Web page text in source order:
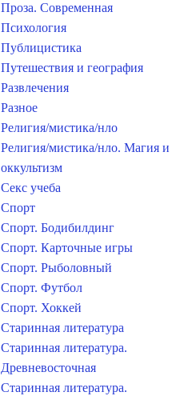
Проза. Современная
Психология
Публицистика
Путешествия и география
Развлечения
Разное
Религия/мистика/нло
Религия/мистика/нло. Магия и
оккультизм
Секс учеба
Спорт
Спорт. Бодибилдинг
Спорт. Карточные игры
Спорт. Рыболовный
Спорт. Футбол
Спорт. Хоккей
Старинная литература
Старинная литература.
Древневосточная
Старинная литература.